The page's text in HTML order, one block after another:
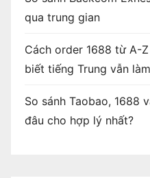
qua trung gian
Cách order 1688 từ A-
biết tiếng Trung vẫn
So sánh Taobao, 1688
đâu cho hợp lý nhất?